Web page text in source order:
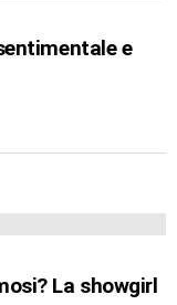
e
La showgirl